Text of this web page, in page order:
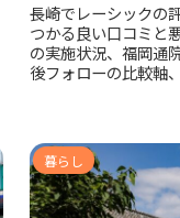
長崎でレーシックの
つかる良い口コミと
の実施状況、福岡通
後フォローの比較軸
段までまとめていま
暮らし